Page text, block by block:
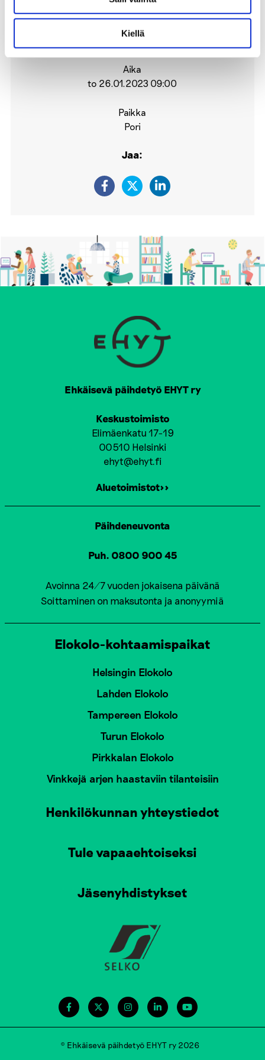
Kiellä
26.1.
2023
Aika
to 26.01.2023 09:00
Paikka
Pori
Jaa:
Ehkäisevä päihdetyö EHYT ry
Keskustoimisto
Elimäenkatu 17-19
00510 Helsinki
ehyt@ehyt.fi
Aluetoimistot>>
Päihdeneuvonta
Puh. 0800 900 45
Avoinna 24/7 vuoden jokaisena päivänä
Soittaminen on maksutonta ja anonyymiä
Elokolo-kohtaamispaikat
Helsingin Elokolo
Lahden Elokolo
Tampereen Elokolo
Turun Elokolo
Pirkkalan Elokolo
Vinkkejä arjen haastaviin tilanteisiin
Henkilökunnan yhteystiedot
Tule vapaaehtoiseksi
Jäsenyhdistykset
© Ehkäisevä päihdetyö EHYT ry 2026